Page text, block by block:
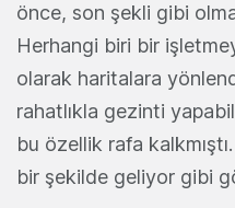
önce, son şekli gibi
Herhangi biri bir
olarak haritalara
rahatlıkla gezinti
bu özellik rafa
bir şekilde geliyor gibi